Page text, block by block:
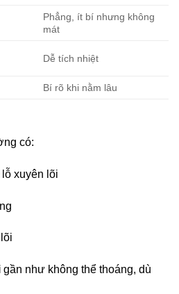
Phẳng, ít bí nhưng không
mát
Dễ tích nhiệt
Bí rõ khi nằm lâu
có:
xuyên lõi
gần như không thể thoáng, dù